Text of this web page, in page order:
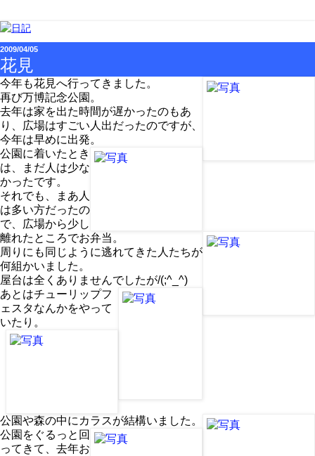
2009/04/05
花見
今年も花見へ行ってきました。
再び万博記念公園。
去年は家を出た時間が遅かったのもあ
り、広場はすごい人出だったのですが、
今年は早めに出発。
公園に着いたとき
は、まだ人は少な
かったです。
それでも、まあ人
は多い方だったの
で、広場から少し
離れたところでお弁当。
周りにも同じように逃れてきた人たちが
何組かいました。
屋台は全くありませんでしたが/(;^_^)
あとはチューリップフ
ェスタなんかをやって
いたり。
公園や森の中にカラスが結構いました。
公園をぐるっと回
ってきて、去年お